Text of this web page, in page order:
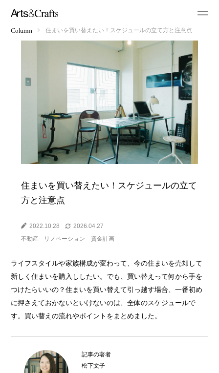
Column 住まいを買い替えたい！スケジュールの立て方と注意点
住まいを買い替えたい！スケジュールの立て
方と注意点
2022.10.28
2026.04.27
不動産
リノベーション 資金計画
ライフスタイルや家族構成が変わって、今の住まいを売却して
新しく住まいを購入ししたい。でも、買い替えって何から手を
つけたらいいの？住まいを買い替えて引っ越す場合、一番初め
に押さえておかないといけないのは、全体のスケジュールで
す。買い替えの流れやポイントをまとめました。
記事の著者
松下文子